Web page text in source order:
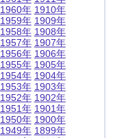
1960年
1959年
1958年
1957年
1956年
1955年
1954年
1953年
1952年
1951年
1950年
1949年
1910年
1909年
1908年
1907年
1906年
1905年
1904年
1903年
1902年
1901年
1900年
1899年